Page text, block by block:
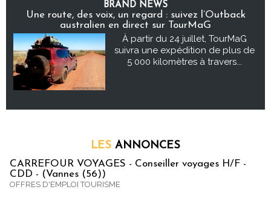
BRAND NEWS
Une route, des voix, un regard : suivez l’Outback
australien en direct sur TourMaG
À partir du 24 juillet, TourMaG
suivra une expédition de plus de
5 000 kilomètres à travers...
LES ANNONCES
CARREFOUR VOYAGES - Conseiller voyages H/F -
CDD - (Vannes (56))
OFFRES D'EMPLOI TOURISME